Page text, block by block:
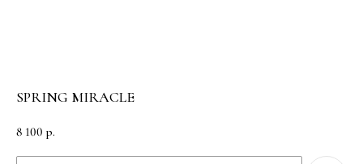
SPRING MIRACLE
8 100 р.